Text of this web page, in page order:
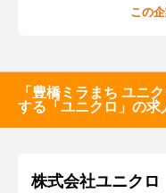
この
「豊橋ミラまち ユニ
する「ユニクロ」の求
株式会社ユニクロ